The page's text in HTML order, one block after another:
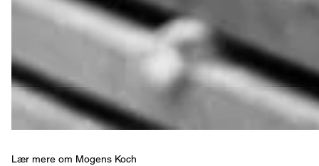
Lær mere om Mogens Koch